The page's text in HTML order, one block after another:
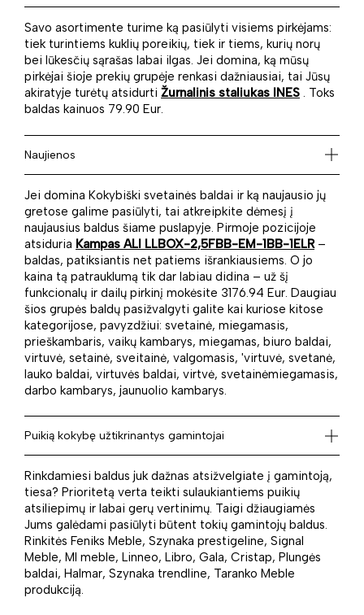
Savo asortimente turime ką pasiūlyti visiems pirkėjams:
tiek turintiems kuklių poreikių, tiek ir tiems, kurių norų
bei lūkesčių sąrašas labai ilgas. Jei domina, ką mūsų
pirkėjai šioje prekių grupėje renkasi dažniausiai, tai Jūsų
akiratyje turėtų atsidurti Žurnalinis staliukas INES . Toks
baldas kainuos 79.90 Eur.
Naujienos
Jei domina Kokybiški svetainės baldai ir ką naujausio jų
gretose galime pasiūlyti, tai atkreipkite dėmesį į
naujausius baldus šiame puslapyje. Pirmoje pozicijoje
atsiduria Kampas ALI LLBOX-2,5FBB-EM-1BB-1ELR–
baldas, patiksiantis net patiems išrankiausiems. O jo
kaina tą patrauklumą tik dar labiau didina – už šį
funkcionalų ir dailų pirkinį mokėsite 3176.94 Eur. Daugiau
šios grupės baldų pasižvalgyti galite kai kuriose kitose
kategorijose, pavyzdžiui: svetainė, miegamasis,
prieškambaris, vaikų kambarys, miegamas, biuro baldai,
virtuvė, setainė, sveitainė, valgomasis, 'virtuvė, svetanė,
lauko baldai, virtuvės baldai, virtvė, svetainėmiegamasis,
darbo kambarys, jaunuolio kambarys.
Puikią kokybę užtikrinantys gamintojai
Rinkdamiesi baldus juk dažnas atsižvelgiate į gamintoją,
tiesa? Prioritetą verta teikti sulaukiantiems puikių
atsiliepimų ir labai gerų vertinimų. Taigi džiaugiamės
Jums galėdami pasiūlyti būtent tokių gamintojų baldus.
Rinkitės Feniks Meble, Szynaka prestigeline, Signal
Meble, Ml meble, Linneo, Libro, Gala, Cristap, Plungės
baldai, Halmar, Szynaka trendline, Taranko Meble
produkciją.